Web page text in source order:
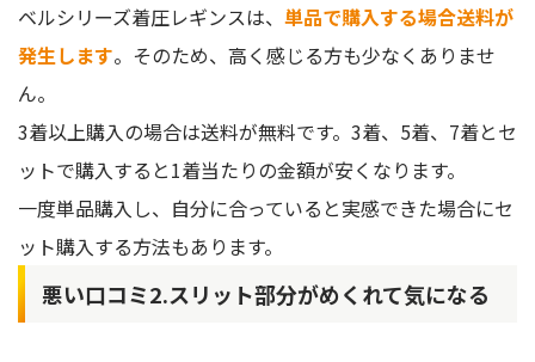
ベルシリーズ着圧レギンスは、 単品で購入する場合送料が
発生します。そのため、高く感じる方も少なくありませ
ん。
3着以上購入の場合は送料が無料です。3着、5着、7着とセ
ットで購入すると1着当たりの金額が安くなります。
一度単品購入し、自分に合っていると実感できた場合にセ
ット購入する方法もあります。
悪い口コミ2.スリット部分がめくれて気になる